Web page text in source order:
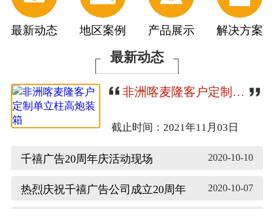
解决方案
最新动态 地区案例 产品展示 解决方案
最新动态
非洲喀麦隆客户定制单立柱高炮装箱
截止时间：2021年11月03日
千禧广告20周年庆活动现场 2020-10-10
热烈庆祝千禧广告公司成立20周年 2020-10-07